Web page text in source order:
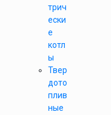
трич
ески
е
котл
ы
Твер
дото
плив
ные